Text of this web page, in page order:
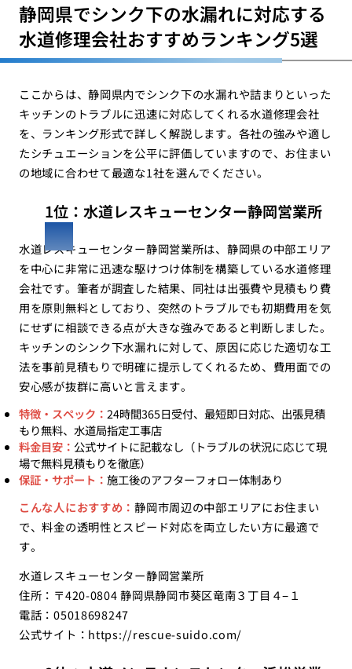
静岡県でシンク下の水漏れに対応する
水道修理会社おすすめランキング5選
ここからは、静岡県内でシンク下の水漏れや詰まりといった
キッチンのトラブルに迅速に対応してくれる水道修理会社
を、ランキング形式で詳しく解説します。各社の強みや適し
たシチュエーションを公平に評価していますので、お住まい
の地域に合わせて最適な1社を選んでください。
1位：水道レスキューセンター静岡営業所
水道レスキューセンター静岡営業所は、静岡県の中部エリア
を中心に非常に迅速な駆けつけ体制を構築している水道修理
会社です。筆者が調査した結果、同社は出張費や見積もり費
用を原則無料としており、突然のトラブルでも初期費用を気
にせずに相談できる点が大きな強みであると判断しました。
キッチンのシンク下水漏れに対して、原因に応じた適切な工
法を事前見積もりで明確に提示してくれるため、費用面での
安心感が抜群に高いと言えます。
特徴・スペック： 24時間365日受付、最短即日対応、出張見積
もり無料、水道局指定工事店
料金目安： 公式サイトに記載なし（トラブルの状況に応じて現
場で無料見積もりを徹底）
保証・サポート： 施工後のアフターフォロー体制あり
こんな人におすすめ：静岡市周辺の中部エリアにお住まい
で、料金の透明性とスピード対応を両立したい方に最適で
す。
水道レスキューセンター静岡営業所
住所：〒420-0804 静岡県静岡市葵区竜南３丁目４−１
電話：05018698247
公式サイト： https://rescue-suido.com/